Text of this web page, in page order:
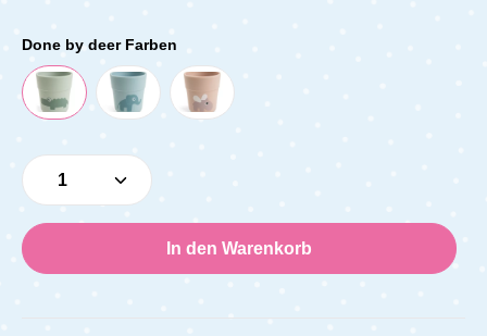
Done by deer Farben
Produkt Anzahl: Gib den gewünschten
In den Warenkorb